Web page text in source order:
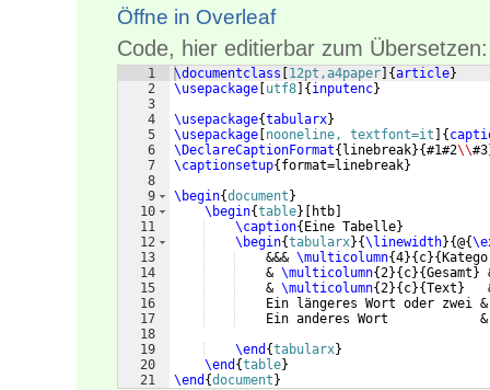
Öffne in Overleaf
Code, hier editierbar zum Übersetzen:
1
2
3
4
5
6
7
8
9
10
11
12
13
14
15
16
17
18
19
20
21
\documentclass 12pt,a4paper {article}
\usepackage utf8 { inputenc}
\usepackage{tabularx}
\usepackage nooneline, textfont=it {
\DeclareCaptionFormat{ linebreak}{#1#2\\#3
\captionsetup{ format=linebreak}
\begin{document }
\begin{table} htb
\caption{ Eine Tabelle}
\begin{tabularx}{\linewidth}{@{
    &&&
\multicolumn{4}{ c}{
    &
\multicolumn{2}{ c}{Gesamt }
    &
\multicolumn{2}{ c}{Text }
Ein längeres Wort oder zwei
Ein anderes Wort
\end {tabularx}
\end {table}
\end {document }